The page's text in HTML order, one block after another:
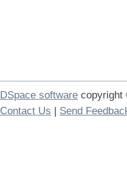
DSpace software copyright
Contact Us | Send